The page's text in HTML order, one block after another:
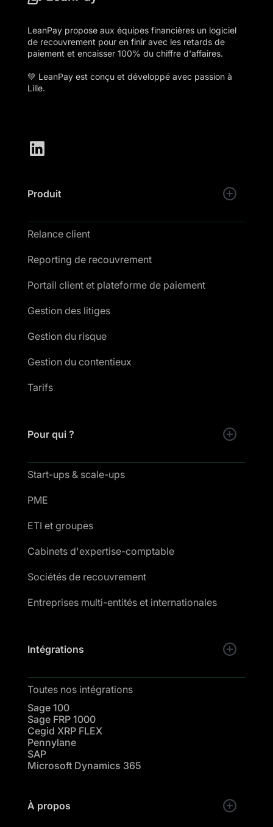
LeanPay propose aux équipes financières un logiciel
de recouvrement pour en finir avec les retards de
paiement et encaisser 100% du chiffre d'affaires.
💚 LeanPay est conçu et développé avec passion à
Lille.
Produit
Relance client
Reporting de recouvrement
Portail client et plateforme de paiement
Gestion des litiges
Gestion du risque
Gestion du contentieux
Tarifs
Pour qui ?
Start-ups & scale-ups
PME
ETI et groupes
Cabinets d'expertise-comptable
Sociétés de recouvrement
Entreprises multi-entités et internationales
Intégrations
Toutes nos intégrations
Sage 100
Sage FRP 1000
Cegid XRP FLEX
Pennylane
SAP
Microsoft Dynamics 365
À propos